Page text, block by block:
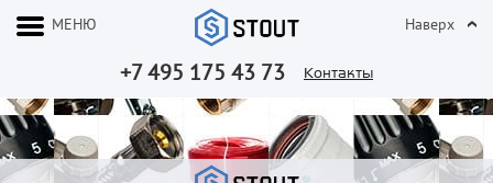
+7 495 175 43 73 Контакты
МЕНЮ Наверх